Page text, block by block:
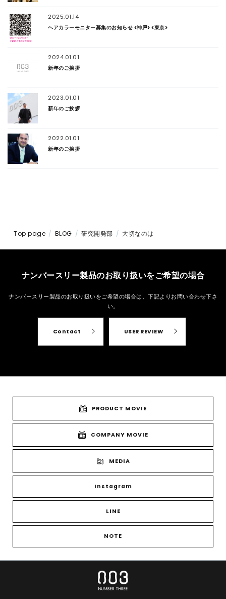
2025.01.14
ヘアカラーモニター募集のお知らせ <神戸> <東京>
2024.01.01
新年のご挨拶
2023.01.01
新年のご挨拶
2022.01.01
新年のご挨拶
Top page BLOG 研究開発部 大切なのは
ナンバースリー製品のお取り扱いをご希望の場合
ナンバースリー製品のお取り扱いをご希望の場合は、 下記よりお問い合わせ下さ
い。
Contact USER REVIEW
PRODUCT MOVIE
COMPANY MOVIE
MEDIA
Instagram
LINE
NOTE